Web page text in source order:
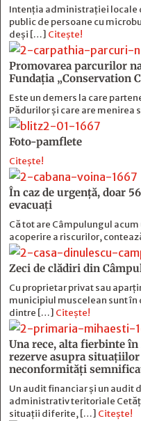
Intenția administrației locale
public de persoane cu
deși […] Citește!
Promovarea parcurilor
Fundația „Conservation
Este un demers la care
Pădurilor și care are menirea
Foto-pamflete
Citește!
În caz de urgență, doar
evacuați
Că tot are Câmpulungul
acoperire a riscurilor,
Zeci de clădiri din
Cu proprietar privat sau
municipiul muscelean sunt
dintre […] Citește!
Una rece, alta fierbinte
rezerve asupra
neconformităţi
Un audit financiar și un
administrativ teritoriale
situații diferite, […] Citește!